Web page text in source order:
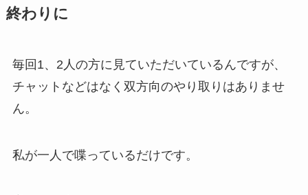
終わりに
毎回1、2人の方に見ていただいているんですが、
チャットなどはなく双方向のやり取りはありませ
ん。
私が一人で喋っているだけです。